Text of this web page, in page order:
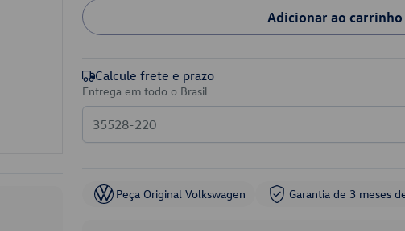
Adicionar ao carrinho
Calcule frete e prazo
Entrega em todo o Brasil
Peça Original Volkswagen Garantia de 3 meses